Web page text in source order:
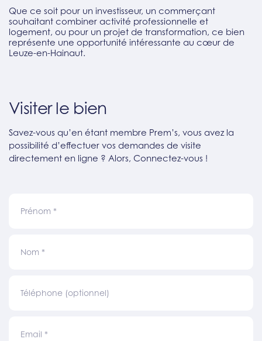
Que ce soit pour un investisseur, un commerçant
souhaitant combiner activité professionnelle et
logement, ou pour un projet de transformation, ce bien
représente une opportunité intéressante au cœur de
Leuze-en-Hainaut.
Visiter le bien
Savez-vous qu’en étant membre Prem’s, vous avez la
possibilité d’effectuer vos demandes de visite
directement en ligne ? Alors, Connectez-vous !
Prénom *
Nom *
Téléphone (optionnel)
Email *